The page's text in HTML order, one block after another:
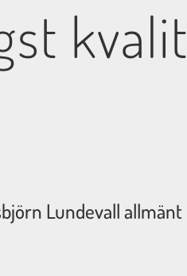
Lundevall